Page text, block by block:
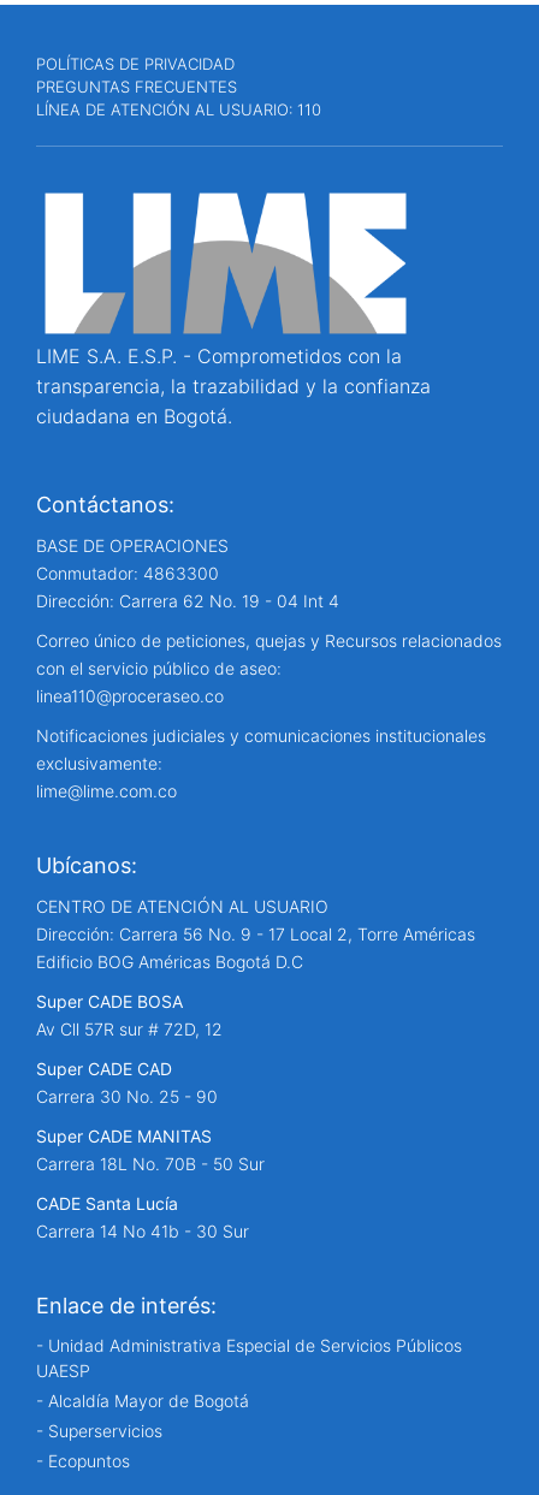
POLÍTICAS DE PRIVACIDAD
PREGUNTAS FRECUENTES
LÍNEA DE ATENCIÓN AL USUARIO: 110
LIME S.A. E.S.P. - Comprometidos con la
transparencia, la trazabilidad y la confianza
ciudadana en Bogotá.
Contáctanos:
BASE DE OPERACIONES
Conmutador: 4863300
Dirección: Carrera 62 No. 19 - 04 Int 4
Correo único de peticiones, quejas y Recursos relacionados
con el servicio público de aseo:
linea110@proceraseo.co
Notificaciones judiciales y comunicaciones institucionales
exclusivamente:
lime@lime.com.co
Ubícanos:
CENTRO DE ATENCIÓN AL USUARIO
Dirección: Carrera 56 No. 9 - 17 Local 2, Torre Américas
Edificio BOG Américas Bogotá D.C
Super CADE BOSA
Av Cll 57R sur # 72D, 12
Super CADE CAD
Carrera 30 No. 25 - 90
Super CADE MANITAS
Carrera 18L No. 70B - 50 Sur
CADE Santa Lucía
Carrera 14 No 41b - 30 Sur
Enlace de interés:
- Unidad Administrativa Especial de Servicios Públicos
UAESP
- Alcaldía Mayor de Bogotá
- Superservicios
- Ecopuntos